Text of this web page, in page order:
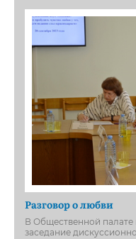
Разговор о любви
В Общественной
заседание